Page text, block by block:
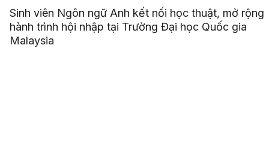
Sinh viên Ngôn ngữ Anh kết nối học thuật, mở rộng
hành trình hội nhập tại Trường Đại học Quốc gia
Malaysia